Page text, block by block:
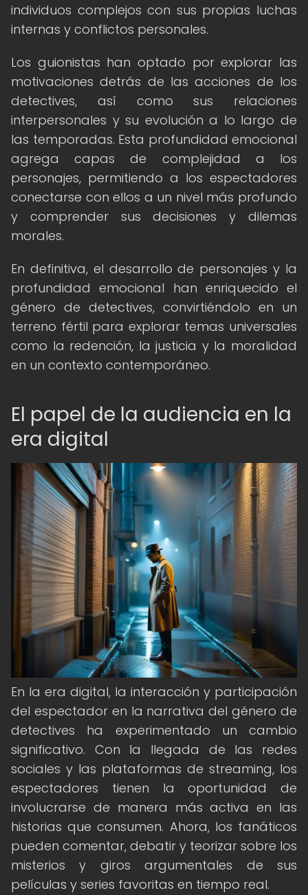
individuos complejos con sus propias luchas
internas y conflictos personales.
Los guionistas han optado por explorar las
motivaciones detrás de las acciones de los
detectives, así como sus relaciones
interpersonales y su evolución a lo largo de
las temporadas. Esta profundidad emocional
agrega capas de complejidad a los
personajes, permitiendo a los espectadores
conectarse con ellos a un nivel más profundo
y comprender sus decisiones y dilemas
morales.
En definitiva, el desarrollo de personajes y la
profundidad emocional han enriquecido el
género de detectives, convirtiéndolo en un
terreno fértil para explorar temas universales
como la redención, la justicia y la moralidad
en un contexto contemporáneo.
El papel de la audiencia en la
era digital
En la era digital, la interacción y participación
del espectador en la narrativa del género de
detectives ha experimentado un cambio
significativo. Con la llegada de las redes
sociales y las plataformas de streaming, los
espectadores tienen la oportunidad de
involucrarse de manera más activa en las
historias que consumen. Ahora, los fanáticos
pueden comentar, debatir y teorizar sobre los
misterios y giros argumentales de sus
películas y series favoritas en tiempo real.